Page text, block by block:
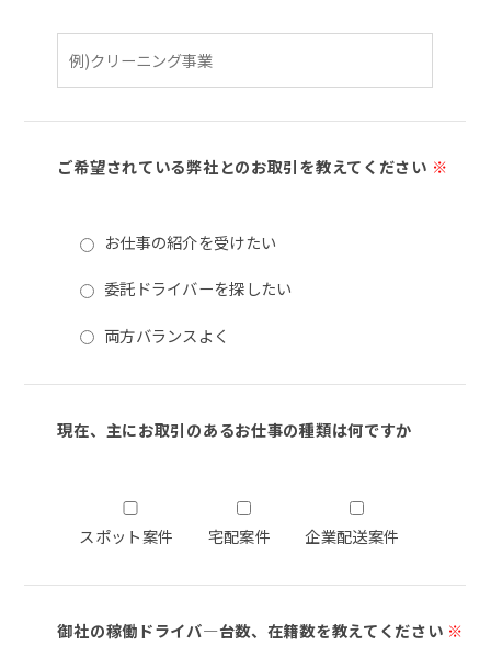
ご希望されている弊社とのお取引を教えてください ※
お仕事の紹介を受けたい
委託ドライバーを探したい
両方バランスよく
現在、主にお取引のあるお仕事の種類は何ですか
スポット案件 宅配案件 企業配送案件
御社の稼働ドライバ―台数、在籍数を教えてください ※